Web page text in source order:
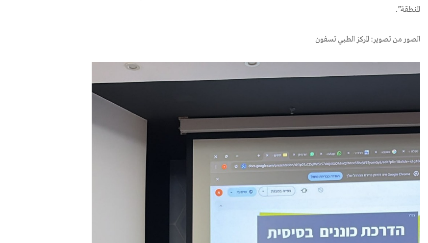
المنطقة”.
الصور من تصوير: المركز الطبي تسفون